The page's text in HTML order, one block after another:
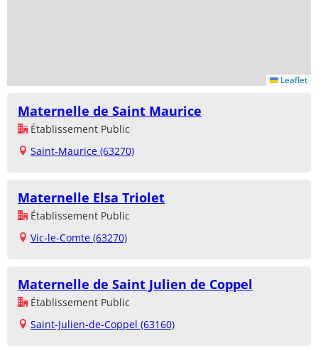
Leaflet
Maternelle de Saint Maurice
Établissement Public
Saint-Maurice (63270)
Maternelle Elsa Triolet
Établissement Public
Vic-le-Comte (63270)
Maternelle de Saint Julien de Coppel
Établissement Public
Saint-Julien-de-Coppel (63160)